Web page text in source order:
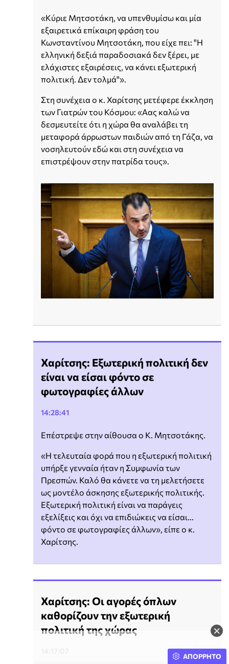
×
«Κύριε Μητσοτάκη, να υπενθυμίσω και μία
εξαιρετικά επίκαιρη φράση του
Κωνσταντίνου Μητσοτάκη, που είχε πει: "Η
ελληνική δεξιά παραδοσιακά δεν ξέρει, με
ελάχιστες εξαιρέσεις, να κάνει εξωτερική
πολιτική. Δεν τολμά"».
Στη συνέχεια ο κ. Χαρίτσης μετέφερε έκκληση
των Γιατρών του Κόσμου: «Αας καλώ να
δεσμευτείτε ότι η χώρα θα αναλάβει τη
μεταφορά άρρωστων παιδιών από τη Γάζα, να
νοσηλευτούν εδώ και στη συνέχεια να
επιστρέψουν στην πατρίδα τους».
Χαρίτσης: Εξωτερική πολιτική δεν
είναι να είσαι φόντο σε
φωτογραφίες άλλων
14:28:41
Επέστρεψε στην αίθουσα ο Κ. Μητσοτάκης.
«Η τελευταία φορά που η εξωτερική πολιτική
υπήρξε γενναία ήταν η Συμφωνία των
Πρεσπών. Καλό θα κάνετε να τη μελετήσετε
ως μοντέλο άσκησης εξωτερικής πολιτικής.
Εξωτερική πολιτική είναι να παράγεις
εξελίξεις και όχι να επιδιώκεις να είσαι...
φόντο σε φωτογραφίες άλλων», είπε ο κ.
Χαρίτσης.
Χαρίτσης: Οι αγορές όπλων
καθορίζουν την εξωτερική
πολιτική της χώρας
ΑΠΟΡΡΗΤΟ